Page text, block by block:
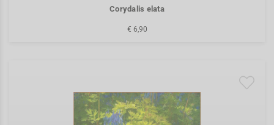
Corydalis elata
€ 6,90